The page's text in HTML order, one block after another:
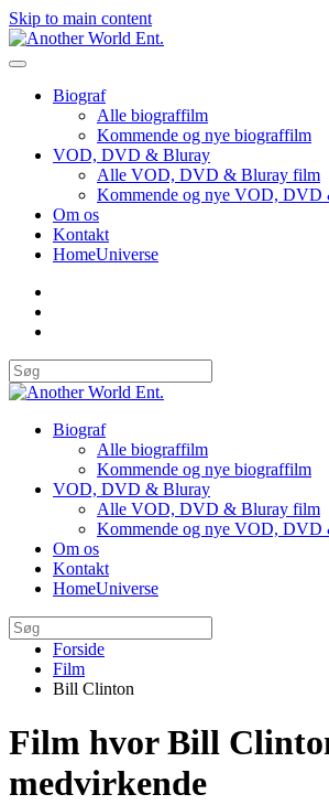
Skip to main content
Biograf
Alle biograffilm
Kommende og nye biograffilm
VOD, DVD & Bluray
Alle VOD, DVD & Bluray film
Kommende og nye VOD,
Om os
Kontakt
HomeUniverse
Biograf
Alle biograffilm
Kommende og nye biograffilm
VOD, DVD & Bluray
Alle VOD, DVD & Bluray film
Kommende og nye VOD,
Om os
Kontakt
HomeUniverse
Forside
Film
Bill Clinton
Film hvor Bill
medvirkende